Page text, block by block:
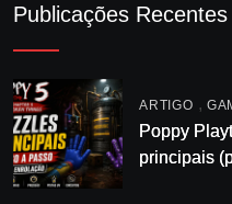
Publicações Recentes
ARTIGO ,
Poppy
principais